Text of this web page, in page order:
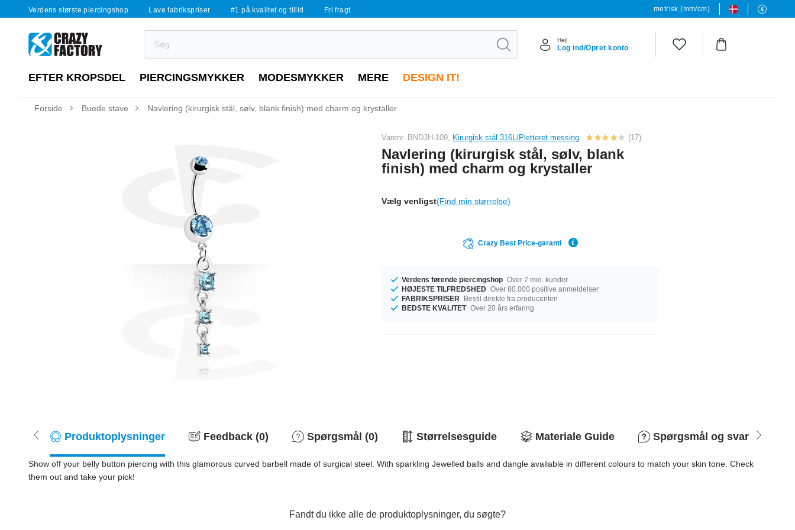
Verdens største piercingshop Lave fabrikspriser #1 på kvalitet og tillid Fri fragt metrisk (mm/cm)
Hej!
Log ind/Opret konto
EFTER KROPSDEL PIERCINGSMYKKER MODESMYKKER MERE DESIGN IT!
Forside Buede stave Navlering (kirurgisk stål, sølv, blank finish) med charm og krystaller
Varenr. BNDJH-109, Kirurgisk stål 316L/Pletteret messing (17)
Navlering (kirurgisk stål, sølv, blank
finish) med charm og krystaller
Vælg venligst(Find min størrelse)
Crazy Best Price-garanti
Verdens førende piercingshop Over 7 mio. kunder
HØJESTE TILFREDSHED Over 80.000 positive anmeldelser
FABRIKSPRISER
Bestil direkte fra producenten
BEDSTE KVALITET Over 20 års erfaring
Produktoplysninger Feedback (0) Spørgsmål (0) Størrelsesguide Materiale Guide Spørgsmål og svar
Show off your belly button piercing with this glamorous curved barbell made of surgical steel. With sparkling Jewelled balls and dangle available in different colours to match your skin tone. Check
them out and take your pick!
Fandt du ikke alle de produktoplysninger, du søgte?